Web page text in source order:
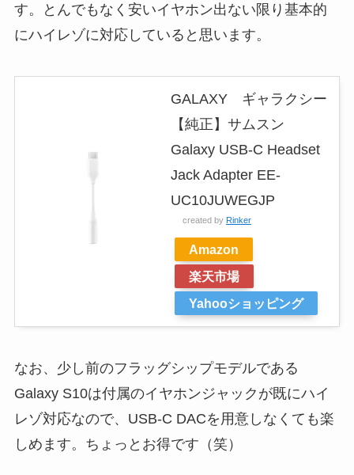
す。とんでもなく安いイヤホン出ない限り基本的
にハイレゾに対応していると思います。
GALAXY ギャラクシー
【純正】サムスン
Galaxy USB-C Headset
Jack Adapter EE-
UC10JUWEGJP
created by Rinker
Amazon
楽天市場
Yahooショッピング
なお、少し前のフラッグシップモデルである
Galaxy S10は付属のイヤホンジャックが既にハイ
レゾ対応なので、USB-C DACを用意しなくても楽
しめます。ちょっとお得です（笑）